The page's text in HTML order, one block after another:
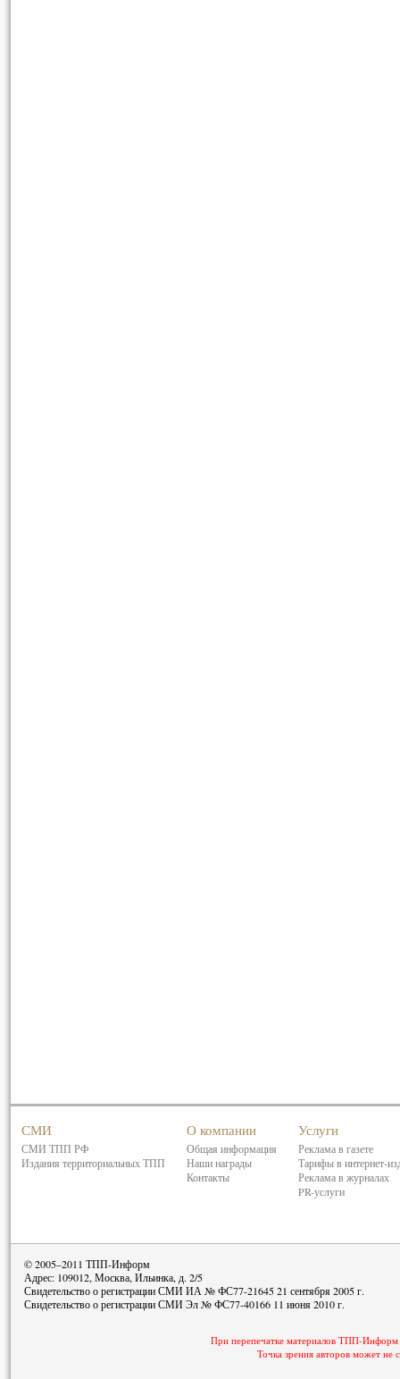
СМИ
СМИ ТПП РФ
Издания территориальных ТПП
О компании
Общая информация
Наши награды
Контакты
Услуги
Реклама в газете
Тарифы в интернет-
Реклама в журналах
PR-услуги
© 2005–2011 ТПП-Информ
Адрес: 109012, Москва, Ильинка, д. 2/5
Свидетельство о регистрации СМИ ИА № ФС77-21645 21 сентября 2005 г.
Свидетельство о регистрации СМИ Эл № ФС77-40166 11 июня 2010 г.
При перепечатке материалов ТПП-Информ
Точка зрения авторов может не